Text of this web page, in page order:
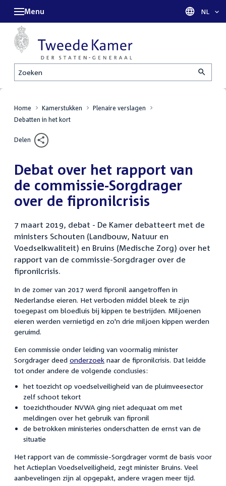
Zoeken
Menu Taal
NL
Home Kamerstukken
Plenaire verslagen
Debatten in het kort
Delen
Debat over het rapport van
de commissie-Sorgdrager
over de fipronilcrisis
7 maart 2019, debat - De Kamer debatteert met de
ministers Schouten (Landbouw, Natuur en
Voedselkwaliteit) en Bruins (Medische Zorg) over het
rapport van de commissie-Sorgdrager over de
fipronilcrisis.
In de zomer van 2017 werd fipronil aangetroffen in
Nederlandse eieren. Het verboden middel bleek te zijn
toegepast om bloedluis bij kippen te bestrijden. Miljoenen
eieren werden vernietigd en zo'n drie miljoen kippen werden
geruimd.
Een commissie onder leiding van voormalig minister
Sorgdrager deed onderzoek naar de fipronilcrisis. Dat leidde
tot onder andere de volgende conclusies:
het toezicht op voedselveiligheid van de pluimveesector
zelf schoot tekort
toezichthouder NVWA ging niet adequaat om met
meldingen over het gebruik van fipronil
de betrokken ministeries onderschatten de ernst van de
situatie
Het rapport van de commissie-Sorgdrager vormt de basis voor
het Actieplan Voedselveiligheid, zegt minister Bruins. Veel
aanbevelingen zijn al opgepakt, andere vragen meer tijd.